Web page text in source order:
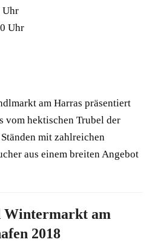
Uhr
Uhr
am Harras präsentiert
vom hektischen Trubel der
mit zahlreichen
aus einem breiten Angebot
Wintermarkt am
2018